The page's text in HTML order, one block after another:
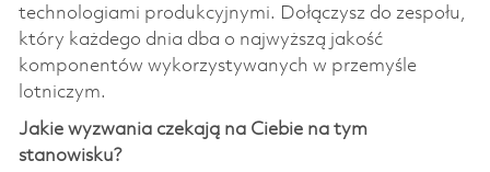
technologiami produkcyjnymi. Dołączysz do zespołu,
który każdego dnia dba o najwyższą jakość
komponentów wykorzystywanych w przemyśle
lotniczym.
Jakie wyzwania czekają na Ciebie na tym
stanowisku?